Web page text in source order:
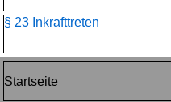
§ 23 Inkrafttreten
Startseite